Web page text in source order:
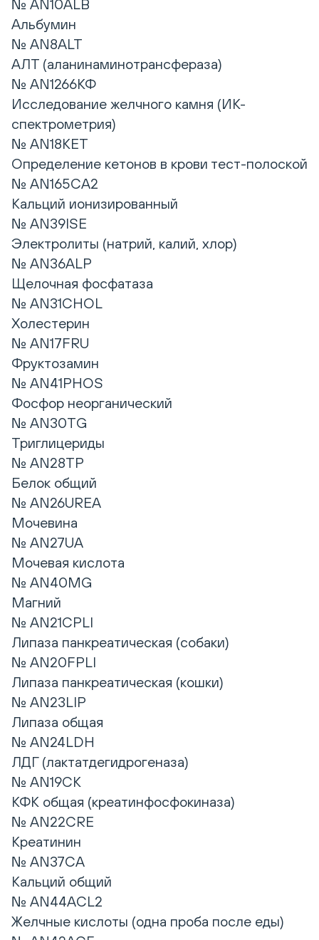
№ AN10ALB
Альбумин
№ AN8ALT
АЛТ (аланинаминотрансфераза)
№ AN1266КФ
Исследование желчного камня (ИК-
спектрометрия)
№ AN18KET
Определение кетонов в крови тест-полоской
№ AN165CA2
Кальций ионизированный
№ AN39ISE
Электролиты (натрий, калий, хлор)
№ AN36ALP
Щелочная фосфатаза
№ AN31CHOL
Холестерин
№ AN17FRU
Фруктозамин
№ AN41PHOS
Фосфор неорганический
№ AN30TG
Триглицериды
№ AN28TP
Белок общий
№ AN26UREA
Мочевина
№ AN27UA
Мочевая кислота
№ AN40MG
Магний
№ AN21CPLI
Липаза панкреатическая (собаки)
№ AN20FPLI
Липаза панкреатическая (кошки)
№ AN23LIP
Липаза общая
№ AN24LDH
ЛДГ (лактатдегидрогеназа)
№ AN19CK
КФК общая (креатинфосфокиназа)
№ AN22CRE
Креатинин
№ AN37CA
Кальций общий
№ AN44ACL2
Желчные кислоты (одна проба после еды)